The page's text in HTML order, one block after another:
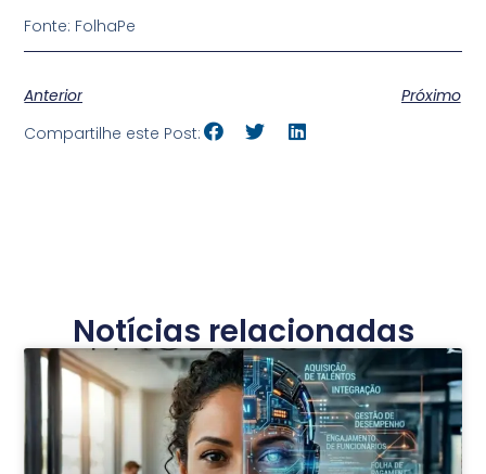
Fonte: FolhaPe
Anterior
Próximo
Compartilhe este Post:
Notícias relacionadas